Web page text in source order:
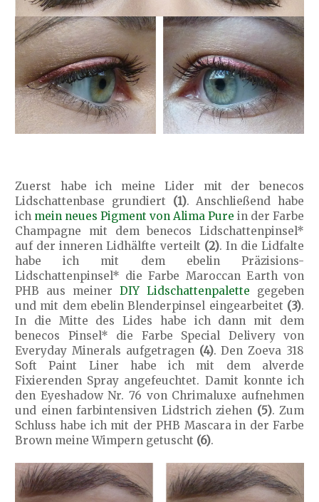
Zuerst habe ich meine Lider mit der benecos
Lidschattenbase grundiert (1). Anschließend habe
ich mein neues Pigment von Alima Pure in der Farbe
Champagne mit dem benecos Lidschattenpinsel*
auf der inneren Lidhälfte verteilt (2). In die Lidfalte
habe ich mit dem ebelin Präzisions-
Lidschattenpinsel* die Farbe Maroccan Earth von
PHB aus meiner DIY Lidschattenpalette gegeben
und mit dem ebelin Blenderpinsel eingearbeitet (3).
In die Mitte des Lides habe ich dann mit dem
benecos Pinsel* die Farbe Special Delivery von
Everyday Minerals aufgetragen (4). Den Zoeva 318
Soft Paint Liner habe ich mit dem alverde
Fixierenden Spray angefeuchtet. Damit konnte ich
den Eyeshadow Nr. 76 von Chrimaluxe aufnehmen
und einen farbintensiven Lidstrich ziehen (5). Zum
Schluss habe ich mit der PHB Mascara in der Farbe
Brown meine Wimpern getuscht (6).